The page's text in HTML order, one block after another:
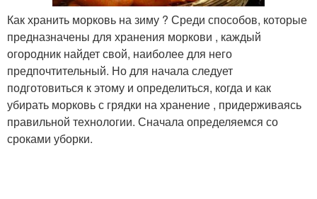
Как хранить морковь на зиму ? Среди способов, которые
предназначены для хранения моркови , каждый
огородник найдет свой, наиболее для него
предпочтительный. Но для начала следует
подготовиться к этому и определиться, когда и как
убирать морковь с грядки на хранение , придерживаясь
правильной технологии. Сначала определяемся со
сроками уборки.